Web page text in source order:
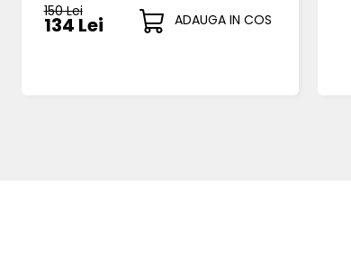
150 Lei
134 Lei ADAUGA IN COS